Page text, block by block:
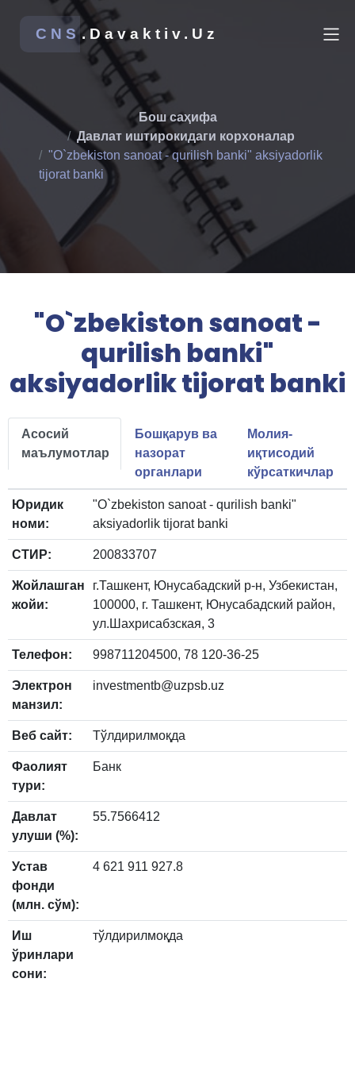
CNS .Davaktiv.Uz
Бош саҳифа
Давлат иштирокидаги корхоналар
"O`zbekiston sanoat - qurilish banki" aksiyadorlik
tijorat banki
"O`zbekiston sanoat -
qurilish banki"
aksiyadorlik tijorat banki
Асосий
маълумотлар
Бошқарув ва
назорат
органлари
Молия-
иқтисодий
кўрсаткичлар
Юридик
номи:
"O`zbekiston sanoat - qurilish banki"
aksiyadorlik tijorat banki
СТИР: 200833707
Жойлашган
жойи:
г.Ташкент, Юнусабадский р-н, Узбекистан,
100000, г. Ташкент, Юнусабадский район,
ул.Шахрисабзская, 3
Телефон: 998711204500, 78 120-36-25
Электрон
манзил:
investmentb@uzpsb.uz
Веб сайт: Тўлдирилмоқда
Фаолият
тури:
Банк
Давлат
улуши (%):
55.7566412
Устав
фонди
(млн. сўм):
4 621 911 927.8
Иш
ўринлари
сони:
тўлдирилмоқда